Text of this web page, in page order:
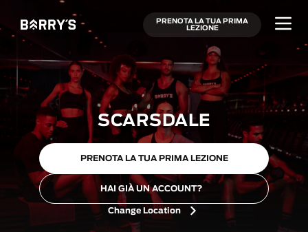
PRENOTA LA TUA PRIMA
LEZIONE
SCARSDALE
PRENOTA LA TUA PRIMA LEZIONE
HAI GIÀ UN ACCOUNT?
Change Location